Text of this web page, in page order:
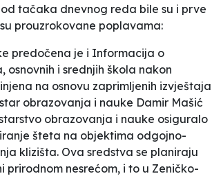
tačaka dnevnog reda bile su i prve
prouzrokovane poplavama:
predočena je i Informacija o
i srednjih škola nakon
na osnovu zaprimljenih izvještaja
obrazovanja i nauke Damir Mašić
obrazovanja i nauke osiguralo
šteta na objektima odgojno-
klizišta. Ova sredstva se planiraju
nesrećom, i to u Zeničko-